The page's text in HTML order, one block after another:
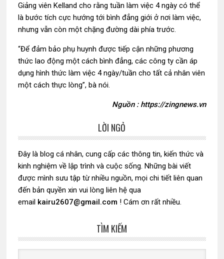
Giảng viên Kelland cho rằng tuần làm việc 4 ngày có thể
là bước tích cực hướng tới bình đẳng giới ở nơi làm việc,
nhưng vẫn còn một chặng đường dài phía trước.
“Để đảm bảo phụ huynh được tiếp cận những phương
thức lao động một cách bình đẳng, các công ty cần áp
dụng hình thức làm việc 4 ngày/tuần cho tất cả nhân viên
một cách thực lòng”, bà nói.
Nguồn : https://zingnews.vn
chính
LỜI NGỎ
Đây là blog cá nhân, cung cấp các thông tin, kiến thức và
kinh nghiệm về lập trình và cuộc sống. Những bài viết
được mình sưu tập từ nhiều nguồn, mọi chi tiết liên quan
đến bản quyền xin vui lòng liên hệ qua
email kairu2607@gmail.com ! Cám ơn rất nhiều.
TÌM KIẾM